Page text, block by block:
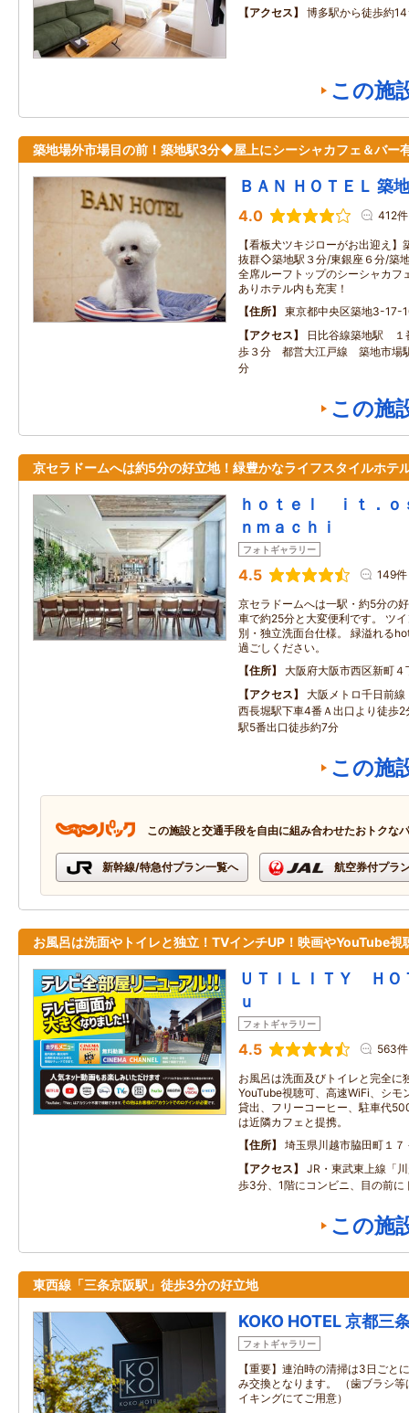
アクセス
博多駅から徒歩約
この施
築地場外市場目の前！築地駅3分◆屋上にシーシャカフェ＆バー
ＢＡＮ ＨＯＴＥＬ 築
4.0 412件
【看板犬ツキジローがお出迎え
抜群◇築地駅３分/東銀座６分/築
全席ルーフトップのシーシャカフ
ありホテル内も充実！
住所
東京都中央区築地3-17-
アクセス
日比谷線築地駅
歩３分 都営大江戸線 築地市
分
この施
京セラドームへは約5分の好立地！緑豊かなライフスタイルホテ
ｈｏｔｅｌ ｉｔ．
ｎｍａｃｈｉ
フォトギャラリー
4.5 149件
京セラドームへは一駅・約5分の
車で約25分と大変便利です。 ツ
別・独立洗面台仕様。 緑溢れる
過ごしください。
住所
大阪府大阪市西区新町４
アクセス
大阪メトロ千日前
西長堀駅下車4番Ａ出口より徒歩2
駅5番出口徒歩約7分
この施
この施設と交通手段を自由に組み合わせたおトクな
新幹線/特急付プラン一覧へ 航空券付プラ
お風呂は洗面やトイレと独立！TVインチUP！映画やYouTube視
ＵＴＩＬＩＴＹ Ｈ
ｕ
フォトギャラリー
4.5 563件
お風呂は洗面及びトイレと完全に
YouTube視聴可、高速WiFi、シモ
貸出、フリーコーヒー、駐車代
は近隣カフェと提携。
住所
埼玉県川越市脇田町１７
アクセス
JR・東武東上線「
歩3分、1階にコンビニ、目の前に
この施
東西線「三条京阪駅」徒歩3分の好立地
KOKO HOTEL 京都三
フォトギャラリー
【重要】連泊時の清掃は3日ごと
み交換となります。 （歯ブラシ
イキングにてご用意）